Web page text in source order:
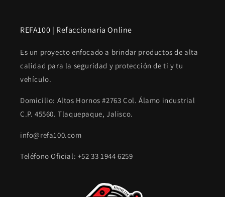
REFA100 | Refaccionaria Online
Es un proyecto enfocado a brindar productos de alta
calidad para la seguridad y protección de ti y tu
vehículo.
Domicilio: Altos Hornos #2763 Col. Álamo industrial
C.P. 45560. Tlaquepaque, Jalisco.
info@refa100.com
Teléfono Oficial: +52 33 1944 6259